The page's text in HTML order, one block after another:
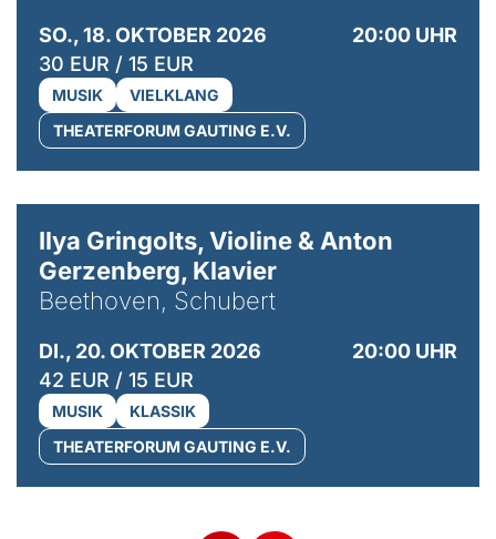
SO., 18. OKTOBER 2026
20:00 UHR
30 EUR / 15 EUR
MUSIK
VIELKLANG
THEATERFORUM GAUTING E.V.
Ilya Gringolts, Violine & Anton
Gerzenberg, Klavier
Beethoven, Schubert
DI., 20. OKTOBER 2026
20:00 UHR
42 EUR / 15 EUR
MUSIK
KLASSIK
THEATERFORUM GAUTING E.V.